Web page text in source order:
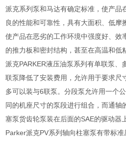
派克系列泵和马达有确定标准，使产品
良的性能和可靠性，具有大面积、低摩
使产品在恶劣的工作环境中强度好、效
的推力板和密封结构，甚至在高温和低
派克PARKER液压油泵系列有单联泵、
联泵降低了安装费用，允许用于要求尺
多可以装与6联泵。分段泵允许用一个
同的机座尺寸的泵段进行组合，而通轴
塞泵货齿轮泵装在后面的SAE的驱动器
Parker派克PV系列轴向柱塞泵有带标